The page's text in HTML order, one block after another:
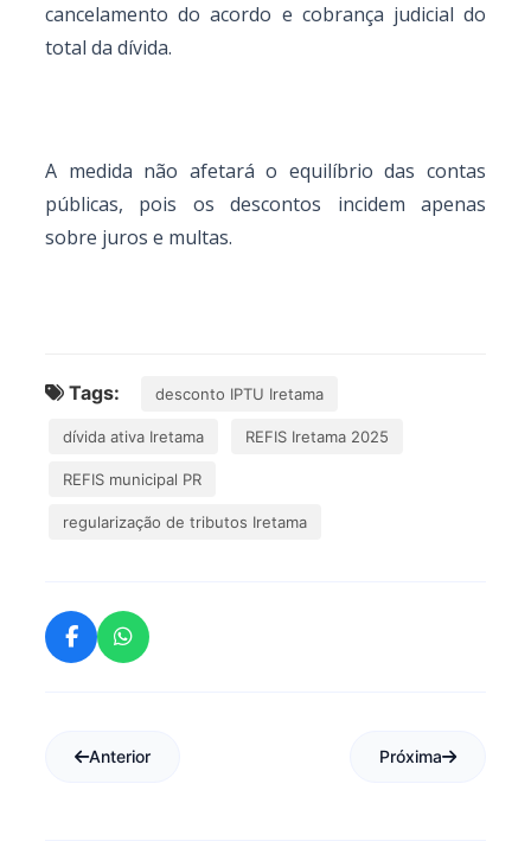
cancelamento do acordo e cobrança judicial do
total da dívida.
A medida não afetará o equilíbrio das contas
públicas, pois os descontos incidem apenas
sobre juros e multas.
Tags: desconto IPTU Iretama
dívida ativa Iretama REFIS Iretama 2025
REFIS municipal PR
regularização de tributos Iretama
Anterior Próxima